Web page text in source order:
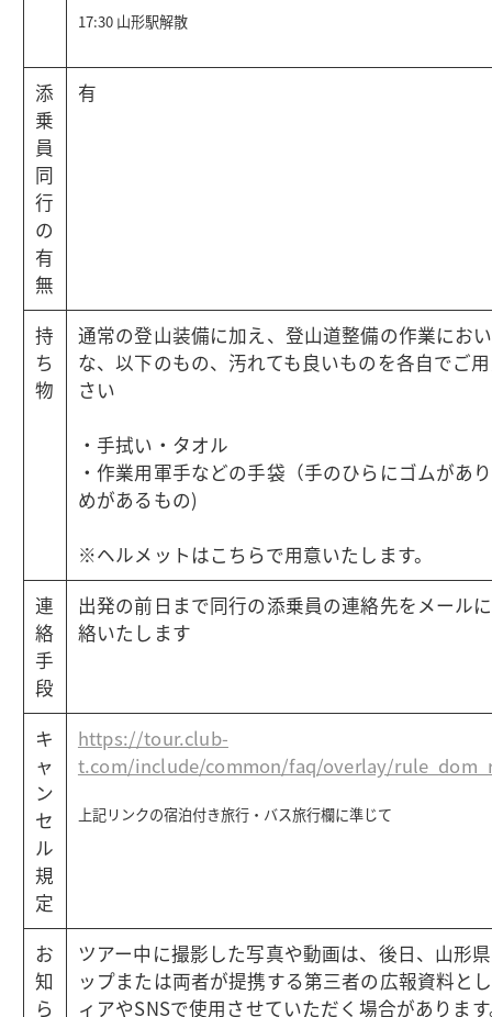
17:30 山形駅解散
添
乗
員
同
行
の
有
無
有
持
ち
物
通常の登山装備に加え、登山道整備の作業にお
な、以下のもの、汚れても良いものを各自でご
さい
・手拭い・タオル
・作業用軍手などの手袋（手のひらにゴムがあ
めがあるもの)
※ヘルメットはこちらで用意いたします。
連
絡
手
段
出発の前日まで同行の添乗員の連絡先をメール
絡いたします
キ
ャ
ン
セ
ル
規
定
https://tour.club-
t.com/include/common/faq/overlay/
上記リンクの宿泊付き旅行・バス旅行欄に準じて
お
知
ら
ツアー中に撮影した写真や動画は、後日、山形
ップまたは両者が提携する第三者の広報資料と
ィアやSNSで使用させていただく場合がありま